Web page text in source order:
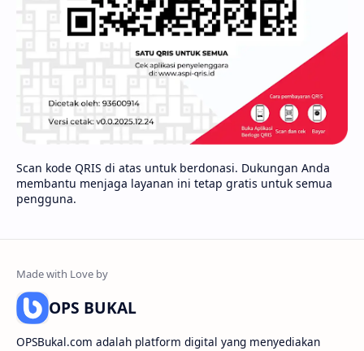
Scan kode QRIS di atas untuk berdonasi. Dukungan Anda
membantu menjaga layanan ini tetap gratis untuk semua
pengguna.
OPS BUKAL
OPSBukal.com adalah platform digital yang menyediakan